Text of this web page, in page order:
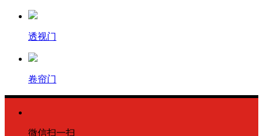
透视门
卷帘门
微信扫一扫